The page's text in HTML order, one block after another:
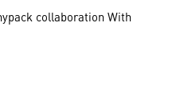
collaboration With